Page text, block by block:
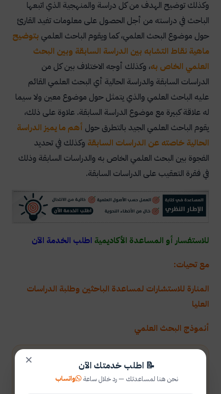
احصل على استشارة أكاديمية
فريق المنارة يساعد طلبة الماجستير والدكتوراه في الخدمات
وكذلك توضيح الهدف من كل دراسة والمنهجية الذي اتبعها
الباحث في دراسته من أجل الحصول على معلومات تفيد القارئ
حول موضوع البحث العلمي، كما ويقوم الباحث العلمي بتوضيح
ماهية نقاط التشابه بين الدراسة السابقة وبين البحث
العلمي الخاص به، وكذلك أوجه الاختلاف بين كل من
الدراسات السابقة والدراسة الحالية أي البحث العلمي القائم
عليه الباحث العلمي والذي يتمثل حول موضوع معين ولا سيما
له علاقة كبيرة مع موضوع الدراسة السابقة. علاوة على ذلك،
يقوم الباحث العلمي الجيد بالتطرق حول أهم ما يميز الدراسة
الحالية خاصته عن الدراسات السابقة وكذلك في تحديد
الفجوة بين البحث العلمي الخاص به والدراسات السابقة وذلك
في فقرة التعقيب على الدراسات السابقة.
للاستفسار أو المساعدة الأكاديمية اطلب الخدمة الآن
مع تحيات:
المنارة للاستشارات لمساعدة الباحثين وطلبة الدراسات
العليا
أنموذج البحث العلمي
✕ 📝 اطلب خدمتك الآن
نحن هنا لمساعدتك — رد خلال ساعة واتساب